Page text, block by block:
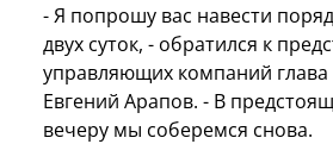
- Я попрошу вас навести
двух суток, - обратился к
управляющих компаний глава
Евгений Арапов. - В
вечеру мы соберемся снова.